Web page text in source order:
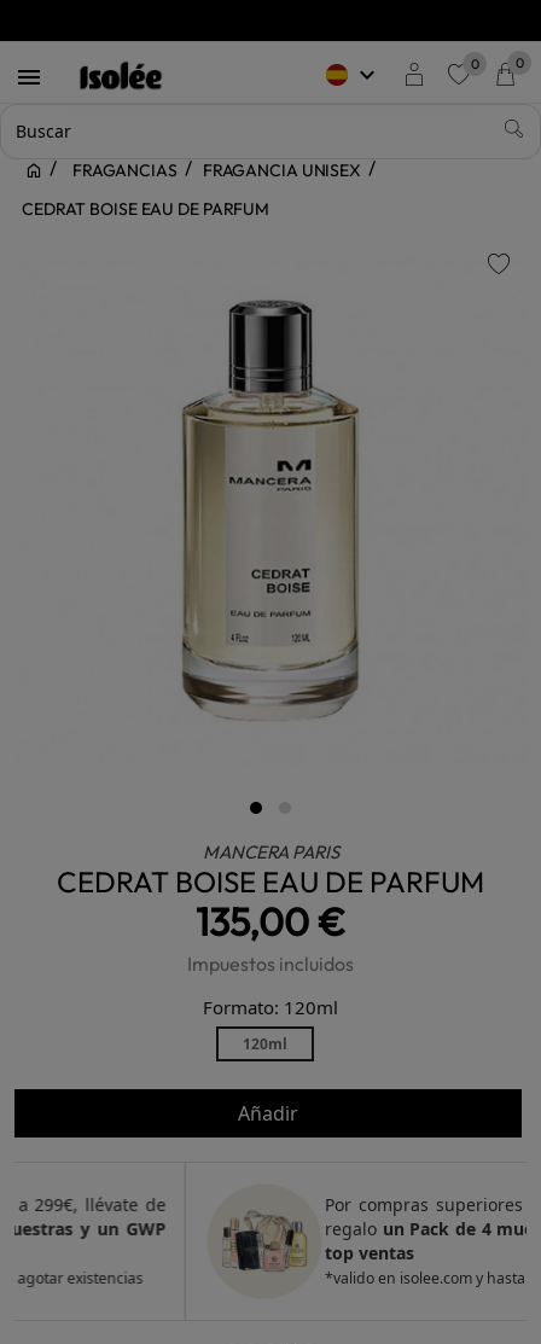
 keyboard_arrow_down 0 0
FRAGANCIAS
FRAGANCIA UNISEX
CEDRAT BOISE EAU DE PARFUM
MANCERA PARIS
CEDRAT BOISE EAU DE PARFUM
135,00 €
Impuestos incluidos
Formato: 120ml
120ml
Añadir
Por compras superiores a 420€, llévate de
regalo
un Pack de 4 muestras y 2 GWP de
top ventas
*valido en isolee.com y hasta agotar existencias